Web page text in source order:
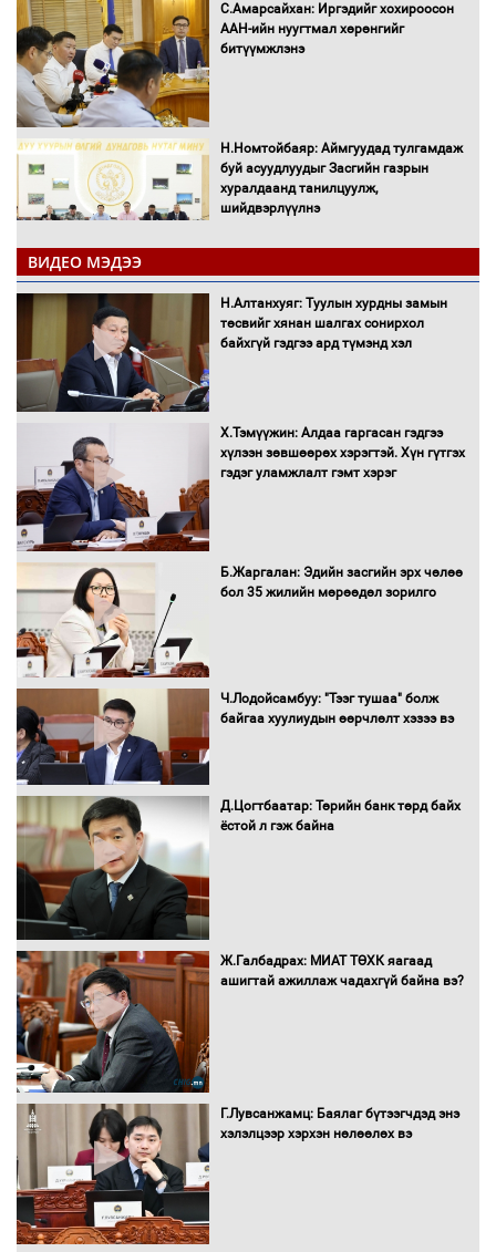
С.Амарсайхан: Иргэдийг хохироосон
ААН-ийн нуугтмал хөрөнгийг
битүүмжлэнэ
Н.Номтойбаяр: Аймгуудад тулгамдаж
буй асуудлуудыг Засгийн газрын
хуралдаанд танилцуулж,
шийдвэрлүүлнэ
эрэгтэйчүүдийн волейболын тэмцээнд
оролцож байгаа баг тамирчдад
амжилт хүслээ
Автобензин, дизель түлшний онцгой
албан татварыг тэглэлээ
Санхүүгийн хэмнэлтийн горимд эрүүл
мэндийн салбар хамаарахгүй
Нөөцийн махны худалдаа,
борлуулалтыг нээлттэй ил тод
Монгол Улс “COP17”-д “Тал хээрийн
16 төрлийн эмийг нэг эх үүсвэрээс
худалдан авах журмыг баталлаа
шилжиж, найр наадам, зөвлөгөөн,
гадаад томилолтыг хориглолоо
ВИДЕО МЭДЭЭ
Н.Алтанхуяг: Туулын хурдны замын
төсвийг хянан шалгах сонирхол
байхгүй гэдгээ ард түмэнд хэл
Х.Тэмүүжин: Алдаа гаргасан гэдгээ
хүлээн зөвшөөрөх хэрэгтэй. Хүн гүтгэх
гэдэг уламжлалт гэмт хэрэг
Б.Жаргалан: Эдийн засгийн эрх чөлөө
бол 35 жилийн мөрөөдөл зорилго
Ч.Лодойсамбуу: "Тээг тушаа" болж
байгаа хуулиудын өөрчлөлт хэзээ вэ
Д.Цогтбаатар: Төрийн банк төрд байх
ёстой л гэж байна
Ж.Галбадрах: МИАТ ТӨХК яагаад
ашигтай ажиллаж чадахгүй байна вэ?
Г.Лувсанжамц: Баялаг бүтээгчдэд энэ
хэлэлцээр хэрхэн нөлөөлөх вэ